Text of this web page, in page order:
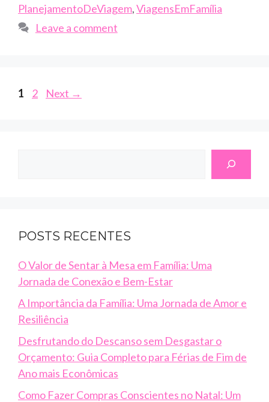
PlanejamentoDeViagem,ViagensEmFamília
Leave a comment
Page
1 Page
2 Next →
POSTS RECENTES
O Valor de Sentar à Mesa em Família: Uma
Jornada de Conexão e Bem-Estar
A Importância da Família: Uma Jornada de Amor e
Resiliência
Desfrutando do Descanso sem Desgastar o
Orçamento: Guia Completo para Férias de Fim de
Ano mais Econômicas
Como Fazer Compras Conscientes no Natal: Um